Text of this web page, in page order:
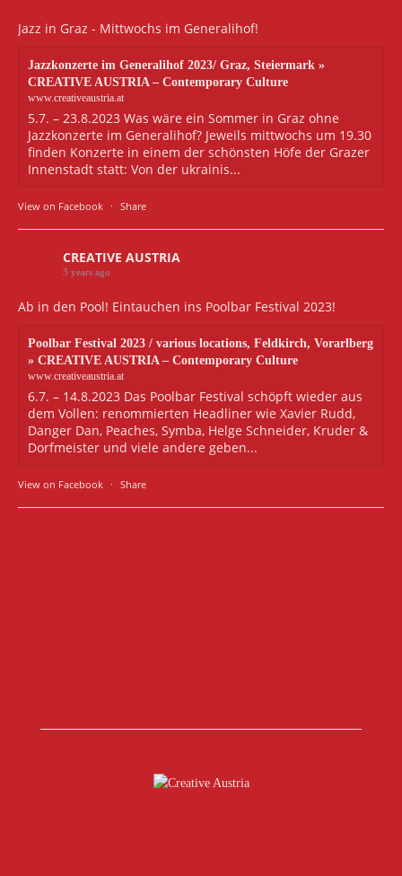
Jazz in Graz - Mittwochs im Generalihof!
Jazzkonzerte im Generalihof 2023/ Graz, Steiermark »
CREATIVE AUSTRIA – Contemporary Culture
www.creativeaustria.at
5.7. – 23.8.2023 Was wäre ein Sommer in Graz ohne
Jazzkonzerte im Generalihof? Jeweils mittwochs um 19.30
finden Konzerte in einem der schönsten Höfe der Grazer
Innenstadt statt: Von der ukrainis...
View on Facebook · Share
CREATIVE AUSTRIA
3 years ago
Ab in den Pool! Eintauchen ins Poolbar Festival 2023!
Poolbar Festival 2023 / various locations, Feldkirch, Vorarlberg
» CREATIVE AUSTRIA – Contemporary Culture
www.creativeaustria.at
6.7. – 14.8.2023 Das Poolbar Festival schöpft wieder aus
dem Vollen: renommierten Headliner wie Xavier Rudd,
Danger Dan, Peaches, Symba, Helge Schneider, Kruder &
Dorfmeister und viele andere geben...
View on Facebook · Share